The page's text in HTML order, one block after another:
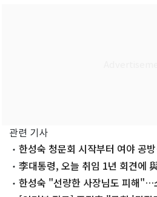
관련 기사
한성숙 청문회 시작부터 여야 공
까지李대통령, 오늘 취임 1년 회견에
메시지 청취
한성숙 "선량한 사장님도 피해"…